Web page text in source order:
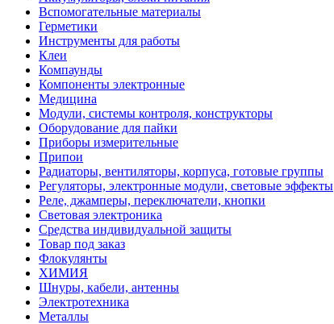
Вспомогательные материалы
Герметики
Инструменты для работы
Клеи
Компаунды
Компоненты электронные
Медицина
Модули, системы контроля, конструкторы
Оборудование для пайки
Приборы измерительные
Припои
Радиаторы, вентиляторы, корпуса, готовые группы
Регуляторы, электронные модули, световые эффекты
Реле, джамперы, переключатели, кнопки
Световая электроника
Средства индивидуальной защиты
Товар под заказ
Флокулянты
ХИМИЯ
Шнуры, кабели, антенны
Электротехника
Металлы